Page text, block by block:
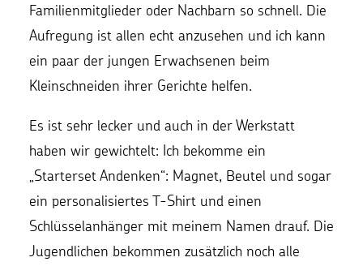
Familienmitglieder oder Nachbarn so schnell. Die
Aufregung ist allen echt anzusehen und ich kann
ein paar der jungen Erwachsenen beim
Kleinschneiden ihrer Gerichte helfen.
Es ist sehr lecker und auch in der Werkstatt
haben wir gewichtelt: Ich bekomme ein
„Starterset Andenken“: Magnet, Beutel und sogar
ein personalisiertes T-Shirt und einen
Schlüsselanhänger mit meinem Namen drauf. Die
Jugendlichen bekommen zusätzlich noch alle